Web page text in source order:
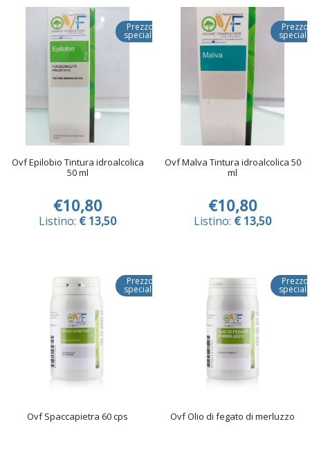
Prezzo
speciale
Ovf Epilobio Tintura idroalcolica
50 ml
€10,80
Listino: € 13,50
Prezzo
Ovf Malva Tintura idroalcolica 50
ml
€10,80
Listino: € 13,50
Prezzo
speciale
Ovf Spaccapietra 60 cps
Prezzo
Ovf Olio di fegato di merluzzo